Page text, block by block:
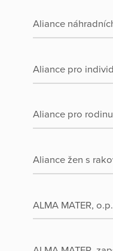
Aliance
Aliance pro
Aliance pro
Aliance žen s
ALMA MATER,